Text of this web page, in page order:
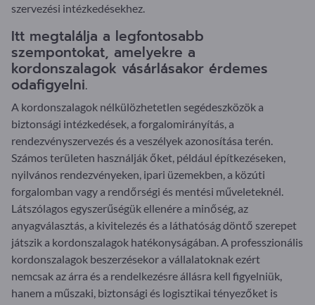
szervezési intézkedésekhez.
Itt megtalálja a legfontosabb
szempontokat, amelyekre a
kordonszalagok vásárlásakor érdemes
odafigyelni.
A kordonszalagok nélkülözhetetlen segédeszközök a
biztonsági intézkedések, a forgalomirányítás, a
rendezvényszervezés és a veszélyek azonosítása terén.
Számos területen használják őket, például építkezéseken,
nyilvános rendezvényeken, ipari üzemekben, a közúti
forgalomban vagy a rendőrségi és mentési műveleteknél.
Látszólagos egyszerűségük ellenére a minőség, az
anyagválasztás, a kivitelezés és a láthatóság döntő szerepet
játszik a kordonszalagok hatékonyságában. A professzionális
kordonszalagok beszerzésekor a vállalatoknak ezért
nemcsak az árra és a rendelkezésre állásra kell figyelniük,
hanem a műszaki, biztonsági és logisztikai tényezőket is